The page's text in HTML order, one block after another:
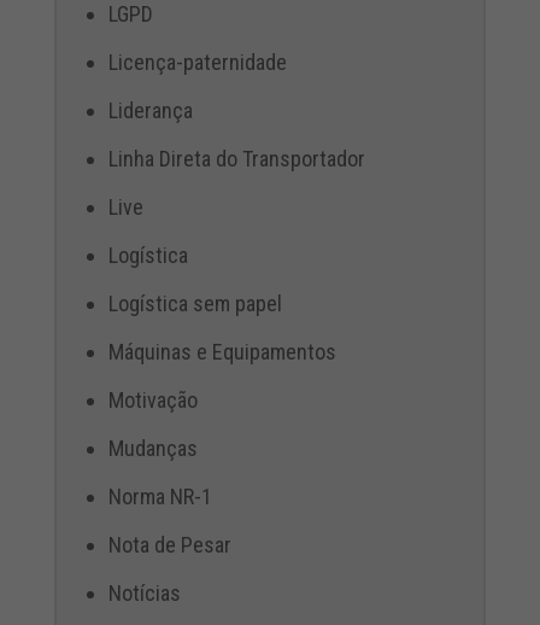
LGPD
Licença-paternidade
Liderança
Linha Direta do Transportador
Live
Logística
Logística sem papel
Máquinas e Equipamentos
Motivação
Mudanças
Norma NR-1
Nota de Pesar
Notícias